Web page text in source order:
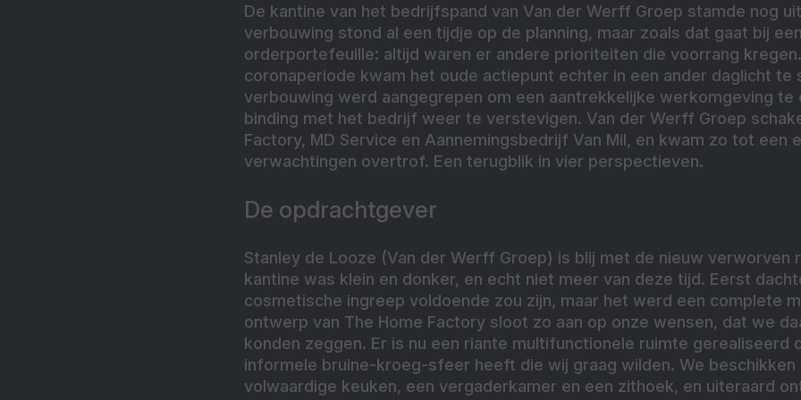
De kantine van het bedrijfspand van Van der Werff Groep stamde nog
verbouwing stond al een tijdje op de planning, maar zoals dat gaat bij
orderportefeuille: altijd waren er andere prioriteiten die voorrang
coronaperiode kwam het oude actiepunt echter in een ander daglicht te
verbouwing werd aangegrepen om een aantrekkelijke werkomgeving te
binding met het bedrijf weer te verstevigen. Van der Werff Groep
Factory, MD Service en Aannemingsbedrijf Van Mil, en kwam zo tot een
verwachtingen overtrof. Een terugblik in vier perspectieven.
De opdrachtgever
Stanley de Looze (Van der Werff Groep) is blij met de nieuw verworven
kantine was klein en donker, en echt niet meer van deze tijd. Eerst
cosmetische ingreep voldoende zou zijn, maar het werd een complete
ontwerp van The Home Factory sloot zo aan op onze wensen, dat we
konden zeggen. Er is nu een riante multifunctionele ruimte gerealiseerd
informele bruine-kroeg-sfeer heeft die wij graag wilden. We beschikken
volwaardige keuken, een vergaderkamer en een zithoek, en uiteraard